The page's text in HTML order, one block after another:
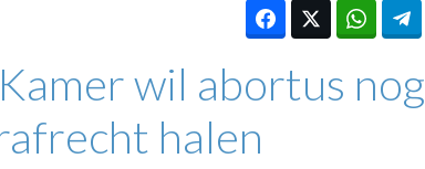
wil abortus nog
halen